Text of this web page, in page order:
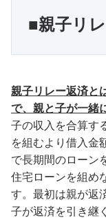
■親子リ
親子リレー返済と
で、親と子が一緒
子の収入を合算す
を組むより借入金
で長期間のローン
住宅ローンを組め
す。最初は親が返
子が返済を引き継